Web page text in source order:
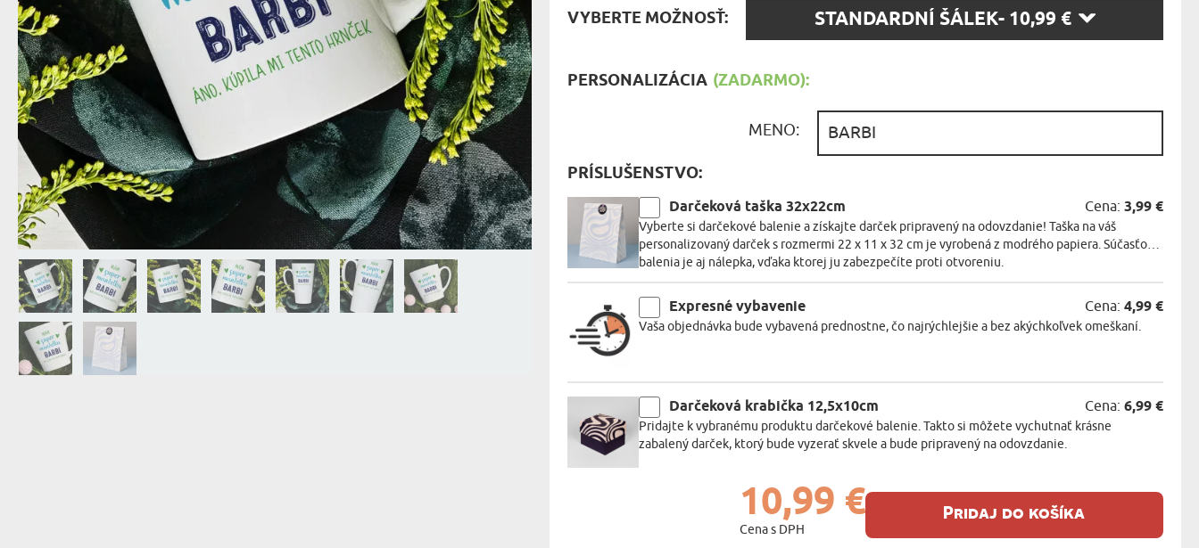
DARČEK PRE SVOKROVCOV NA JEDENIE
CHARAKTERISTYKA DARČEKU
VYBERTE MOŽNOSŤ: STANDARDNÍ ŠÁLEK- 10,99 €
VYBERTE
MOŽNOSŤ:
PERSONALIZÁCIA (ZADARMO):
MENO:
PRÍSLUŠENSTVO:
Darčeková taška 32x22cm Cena: 3,99 €
Vyberte si darčekové balenie a získajte darček pripravený na odovzdanie! Taška na váš
personalizovaný darček s rozmermi 22 x 11 x 32 cm je vyrobená z modrého papiera. Súčasťou
balenia je aj nálepka, vďaka ktorej ju zabezpečíte proti otvoreniu.
Expresné vybavenie Cena: 4,99 €
Vaša objednávka bude vybavená prednostne, čo najrýchlejšie a bez akýchkoľvek omeškaní.
Darčeková krabička 12,5x10cm Cena: 6,99 €
Pridajte k vybranému produktu darčekové balenie. Takto si môžete vychutnať krásne
zabalený darček, ktorý bude vyzerať skvele a bude pripravený na odovzdanie.
10,99 €
Cena s DPH
Pridaj do košíka